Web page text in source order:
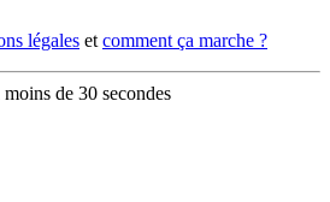
légales et comment ça marche ?
de 30 secondes